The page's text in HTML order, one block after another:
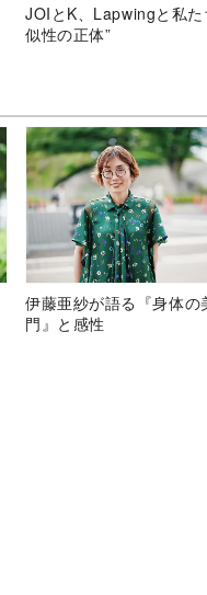
JOIとK、Lapwingと私た
似性の正体”
伊藤亜紗が語る『身体の
門』と感性